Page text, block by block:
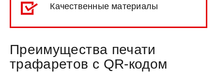
Качественные материалы
Преимущества печати
трафаретов с QR-кодом